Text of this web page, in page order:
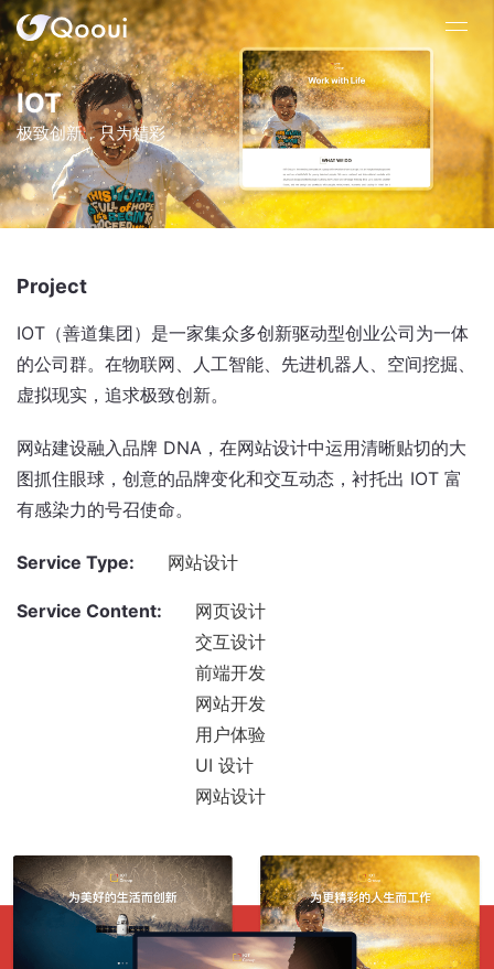
IOT
极致创新，只为精彩
Project
IOT（善道集团）是一家集众多创新驱动型创业公司为一体
的公司群。在物联网、人工智能、先进机器人、空间挖掘、
虚拟现实，追求极致创新。
网站建设融入品牌 DNA，在网站设计中运用清晰贴切的大
图抓住眼球，创意的品牌变化和交互动态，衬托出 IOT 富
有感染力的号召使命。
Service Type: 网站设计
Service Content:
网页设计
交互设计
前端开发
网站开发
用户体验
UI 设计
网站设计